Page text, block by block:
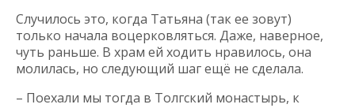
Случилось это, когда Татьяна (так ее зовут)
только начала воцерковляться. Даже, наверное,
чуть раньше. В храм ей ходить нравилось, она
молилась, но следующий шаг ещё не сделала.
– Поехали мы тогда в Толгский монастырь, к